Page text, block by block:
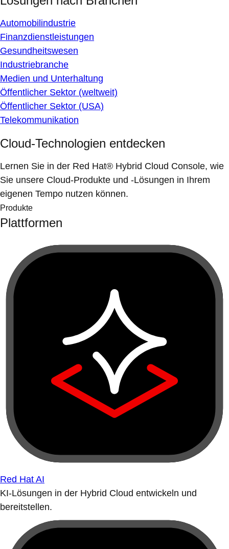
Automobilindustrie
Finanzdienstleistungen
Gesundheitswesen
Industriebranche
Medien und Unterhaltung
Öffentlicher Sektor (weltweit)
Öffentlicher Sektor (USA)
Telekommunikation
Cloud-Technologien entdecken
Lernen Sie in der Red Hat® Hybrid Cloud Console, wie
Sie unsere Cloud-Produkte und -Lösungen in Ihrem
eigenen Tempo nutzen können.
Produkte
Plattformen
Red Hat AI
KI-Lösungen in der Hybrid Cloud entwickeln und
bereitstellen.